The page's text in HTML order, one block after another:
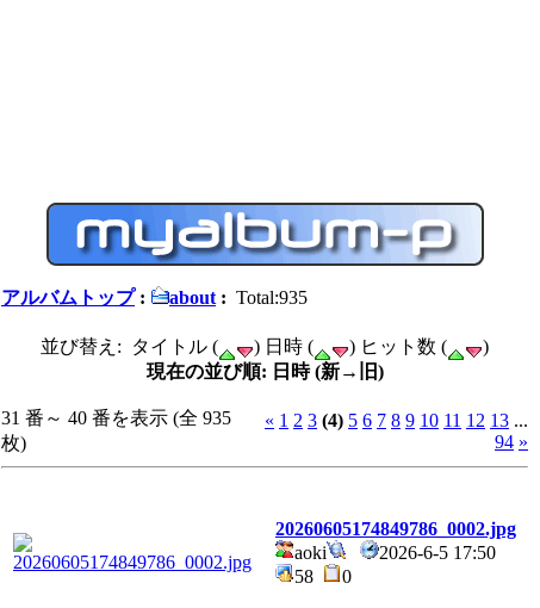
アルバムトップ: about : Total:935
並び替え: タイトル ( ) 日時 ( ) ヒット数 (
)
現在の並び順: 日時 (新→旧)
31 番～ 40 番を表示 (全 935
枚)
« 1 2 3 (4) 5 6 7 8 9 10 11 12 13 ...
94 »
20260605174849786_0002.jpg
aoki
2026-6-5 17:50
58
0